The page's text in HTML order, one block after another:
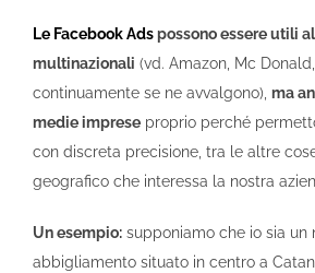
Le Facebook Adspossono essere utili
multinazionali (vd. Amazon, Mc
continuamente se ne avvalgono), ma
medie imprese proprio perché
con discreta precisione, tra le altre
geografico che interessa la nostra
Un esempio: supponiamo che io sia un
abbigliamento situato in centro a